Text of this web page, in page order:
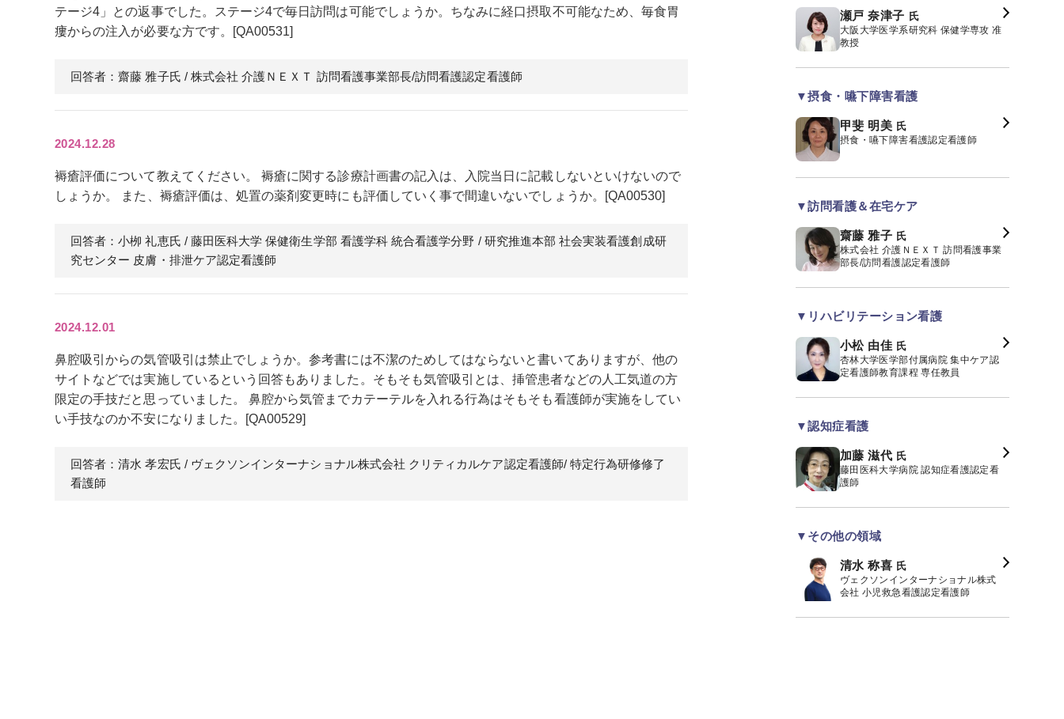
テージ4」との返事でした。ステージ4で毎日訪問は可能でしょうか。ちなみに経口摂取不可能なため、毎食胃
瘻からの注入が必要な方です。[QA00531]
回答者：齋藤 雅子氏 / 株式会社 介護ＮＥＸＴ 訪問看護事業部長/訪問看護認定看護師
2024.12.28
褥瘡評価について教えてください。 褥瘡に関する診療計画書の記入は、入院当日に記載しないといけないので
しょうか。 また、褥瘡評価は、処置の薬剤変更時にも評価していく事で間違いないでしょうか。[QA00530]
回答者：小栁 礼恵氏 / 藤田医科大学 保健衛生学部 看護学科 統合看護学分野 / 研究推進本部 社会実装看護創成研
究センター 皮膚・排泄ケア認定看護師
2024.12.01
鼻腔吸引からの気管吸引は禁止でしょうか。参考書には不潔のためしてはならないと書いてありますが、他の
サイトなどでは実施しているという回答もありました。そもそも気管吸引とは、挿管患者などの人工気道の方
限定の手技だと思っていました。 鼻腔から気管までカテーテルを入れる行為はそもそも看護師が実施をしてい
い手技なのか不安になりました。[QA00529]
回答者：清水 孝宏氏 / ヴェクソンインターナショナル株式会社 クリティカルケア認定看護師/ 特定行為研修修了
看護師
瀬戸 奈津子 氏
大阪大学医学系研究科 保健学専攻 准
教授
▼摂食・嚥下障害看護
甲斐 明美 氏
摂食・嚥下障害看護認定看護師
▼訪問看護＆在宅ケア
齋藤 雅子 氏
株式会社 介護ＮＥＸＴ 訪問看護事業
部長/訪問看護認定看護師
▼リハビリテーション看護
小松 由佳 氏
杏林大学医学部付属病院 集中ケア認
定看護師教育課程 専任教員
▼認知症看護
加藤 滋代 氏
藤田医科大学病院 認知症看護認定看
護師
▼その他の領域
清水 称喜 氏
ヴェクソンインターナショナル株式
会社 小児救急看護認定看護師